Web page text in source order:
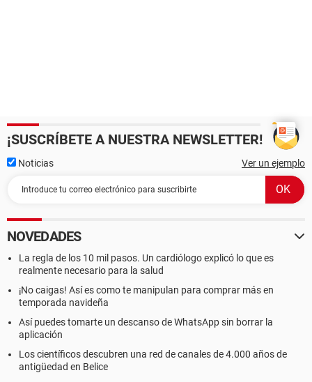
¡SUSCRÍBETE A NUESTRA NEWSLETTER!
Noticias Ver un ejemplo
NOVEDADES
La regla de los 10 mil pasos. Un cardiólogo explicó lo que es
realmente necesario para la salud
¡No caigas! Así es como te manipulan para comprar más en
temporada navideña
Así puedes tomarte un descanso de WhatsApp sin borrar la
aplicación
Los científicos descubren una red de canales de 4.000 años de
antigüedad en Belice